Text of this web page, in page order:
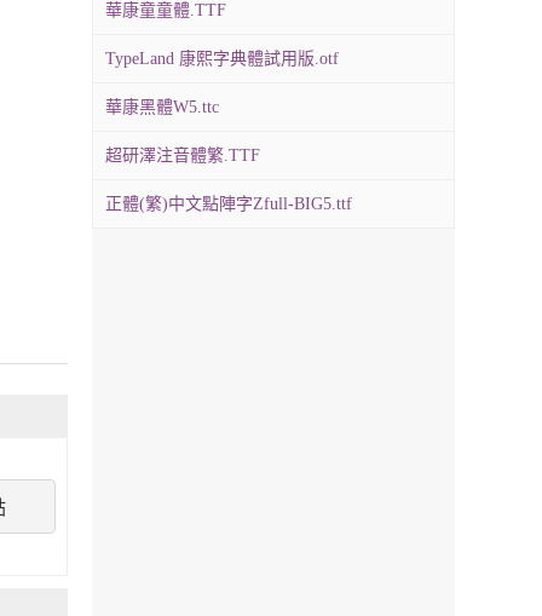
華康童童體.TTF
TypeLand 康熙字典體試用版.otf
華康黑體W5.ttc
超研澤注音體繁.TTF
正體(繁)中文點陣字Zfull-BIG5.ttf